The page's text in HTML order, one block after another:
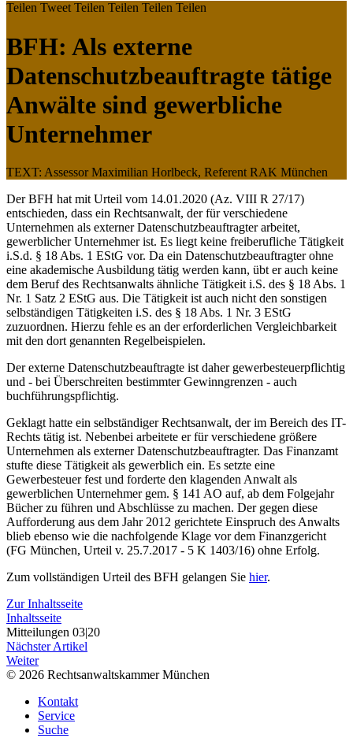
Teilen Tweet Teilen Teilen Teilen Teilen
BFH: Als externe
Datenschutzbeauftragte tätige
Anwälte sind gewerbliche
Unternehmer
TEXT: Assessor Maximilian Horlbeck, Referent RAK München
Der BFH hat mit Urteil vom 14.01.2020 (Az. VIII R 27/17)
entschieden, dass ein Rechtsanwalt, der für verschiedene
Unternehmen als externer Datenschutzbeauftragter arbeitet,
gewerblicher Unternehmer ist. Es liegt keine freiberufliche Tätigkeit
i.S.d. § 18 Abs. 1 EStG vor. Da ein Datenschutzbeauftragter ohne
eine akademische Ausbildung tätig werden kann, übt er auch keine
dem Beruf des Rechtsanwalts ähnliche Tätigkeit i.S. des § 18 Abs. 1
Nr. 1 Satz 2 EStG aus. Die Tätigkeit ist auch nicht den sonstigen
selbständigen Tätigkeiten i.S. des § 18 Abs. 1 Nr. 3 EStG
zuzuordnen. Hierzu fehle es an der erforderlichen Vergleichbarkeit
mit den dort genannten Regelbeispielen.
Der externe Datenschutzbeauftragte ist daher gewerbesteuerpflichtig
und - bei Überschreiten bestimmter Gewinngrenzen - auch
buchführungspflichtig.
Geklagt hatte ein selbständiger Rechtsanwalt, der im Bereich des IT-
Rechts tätig ist. Nebenbei arbeitete er für verschiedene größere
Unternehmen als externer Datenschutzbeauftragter. Das Finanzamt
stufte diese Tätigkeit als gewerblich ein. Es setzte eine
Gewerbesteuer fest und forderte den klagenden Anwalt als
gewerblichen Unternehmer gem. § 141 AO auf, ab dem Folgejahr
Bücher zu führen und Abschlüsse zu machen. Der gegen diese
Aufforderung aus dem Jahr 2012 gerichtete Einspruch des Anwalts
blieb ebenso wie die nachfolgende Klage vor dem Finanzgericht
(FG München, Urteil v. 25.7.2017 - 5 K 1403/16) ohne Erfolg.
Zum vollständigen Urteil des BFH gelangen Sie hier.
Zur Inhaltsseite
Inhaltsseite
Mitteilungen 03|20
Nächster Artikel
Weiter
© 2026 Rechtsanwaltskammer München
Kontakt
Service
Suche